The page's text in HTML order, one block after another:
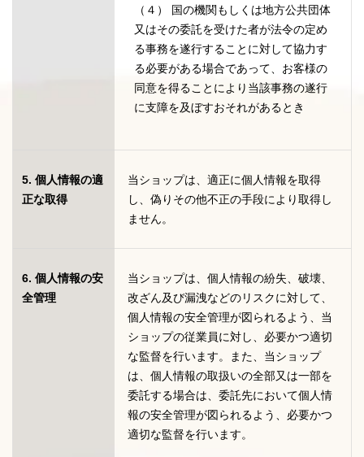
（４） 国の機関もしくは地方公共団体
又はその委託を受けた者が法令の定め
る事務を遂行することに対して協力す
る必要がある場合であって、お客様の
同意を得ることにより当該事務の遂行
に支障を及ぼすおそれがあるとき
5. 個人情報の適
正な取得
当ショップは、適正に個人情報を取得
し、偽りその他不正の手段により取得し
ません。
6. 個人情報の安
全管理
当ショップは、個人情報の紛失、破壊、
改ざん及び漏洩などのリスクに対して、
個人情報の安全管理が図られるよう、当
ショップの従業員に対し、必要かつ適切
な監督を行います。また、当ショップ
は、個人情報の取扱いの全部又は一部を
委託する場合は、委託先において個人情
報の安全管理が図られるよう、必要かつ
適切な監督を行います。